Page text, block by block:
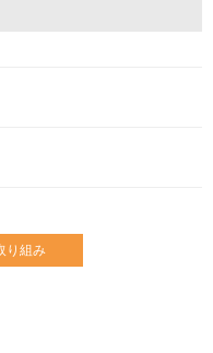
り組み